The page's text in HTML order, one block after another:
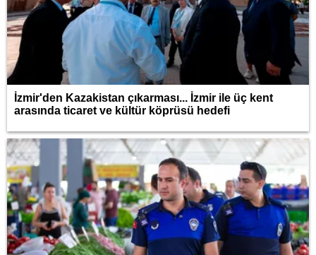
İzmir'den Kazakistan çıkarması... İzmir ile üç kent
arasında ticaret ve kültür köprüsü hedefi